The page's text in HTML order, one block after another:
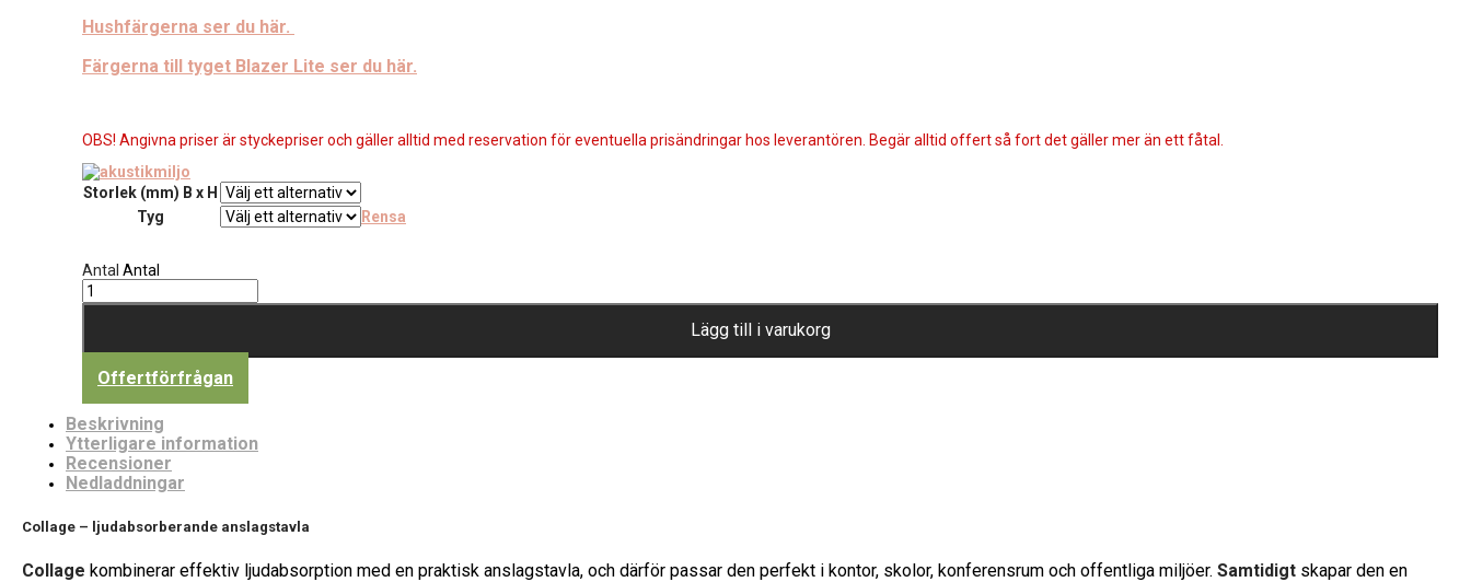
Hushfärgerna ser du här.
Färgerna till tyget Blazer Lite ser du här.
OBS! Angivna priser är styckepriser och gäller alltid med reservation för eventuella prisändringar hos leverantören. Begär alltid offert så fort det gäller mer än ett fåtal.
Storlek (mm) B x H
Tyg
Rensa
Antal Antal
Lägg till i varukorg
Offertförfrågan
Beskrivning
Ytterligare information
Recensioner
Nedladdningar
Collage – ljudabsorberande anslagstavla
Collage kombinerar effektiv ljudabsorption med en praktisk anslagstavla, och därför passar den perfekt i kontor, skolor, konferensrum och offentliga miljöer. Samtidigt skapar den en